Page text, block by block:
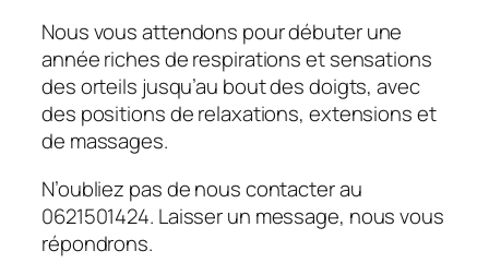
Nous vous attendons pour débuter une
année riches de respirations et sensations
des orteils jusqu’au bout des doigts, avec
des positions de relaxations, extensions et
de massages.
N’oubliez pas de nous contacter au
0621501424. Laisser un message, nous vous
répondrons.